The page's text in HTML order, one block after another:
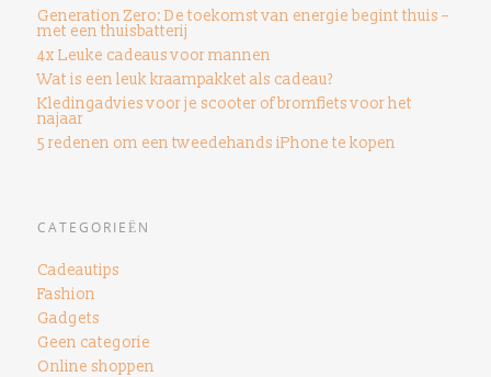
Generation Zero: De toekomst van energie begint thuis –
met een thuisbatterij
4x Leuke cadeaus voor mannen
Wat is een leuk kraampakket als cadeau?
Kledingadvies voor je scooter of bromfiets voor het
najaar
5 redenen om een ​​tweedehands iPhone te kopen
CATEGORIEËN
Cadeautips
Fashion
Gadgets
Geen categorie
Online shoppen